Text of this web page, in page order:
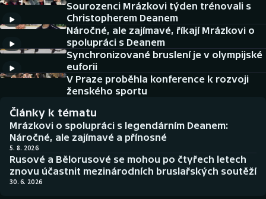
DALŠÍ SPORTY
Americký fotbal
Baseball a softbal
Biatlon
Boby a skeleton
Box
NEPŘEHLÉDNĚTE
Historické návraty
Aplikace ČT sport
AZ kvíz
Sourozenci Mrázkovi týden trénovali s
Christopherem Deanem
Náročné, ale zajímavé, říkají Mrázkovi o
spolupráci s Deanem
Synchronizované bruslení je v olympijské
euforii
V Praze proběhla konference k rozvoji
ženského sportu
Články k tématu
Mrázkovi o spolupráci s legendárním Deanem:
Náročné, ale zajímavé a přínosné
5. 8. 2026
Rusové a Bělorusové se mohou po čtyřech letech
znovu účastnit mezinárodních bruslařských soutěží
30. 6. 2026